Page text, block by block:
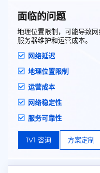
面临的问题
地理位置限制，可能导致
服务器维护和运营成本。
网络延迟
地理位置限制
运营成本
网络稳定性
服务可靠性
1V1 咨询 方案定制